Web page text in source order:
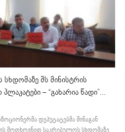
შს მინისტრის
– “გახარია წადი”...
დეპუტატებმა შინაგან
მოთხოვნით საკრებულოს სხდომაზე